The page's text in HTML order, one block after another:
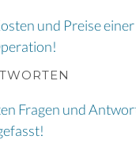
und Preise einer
Fragen und